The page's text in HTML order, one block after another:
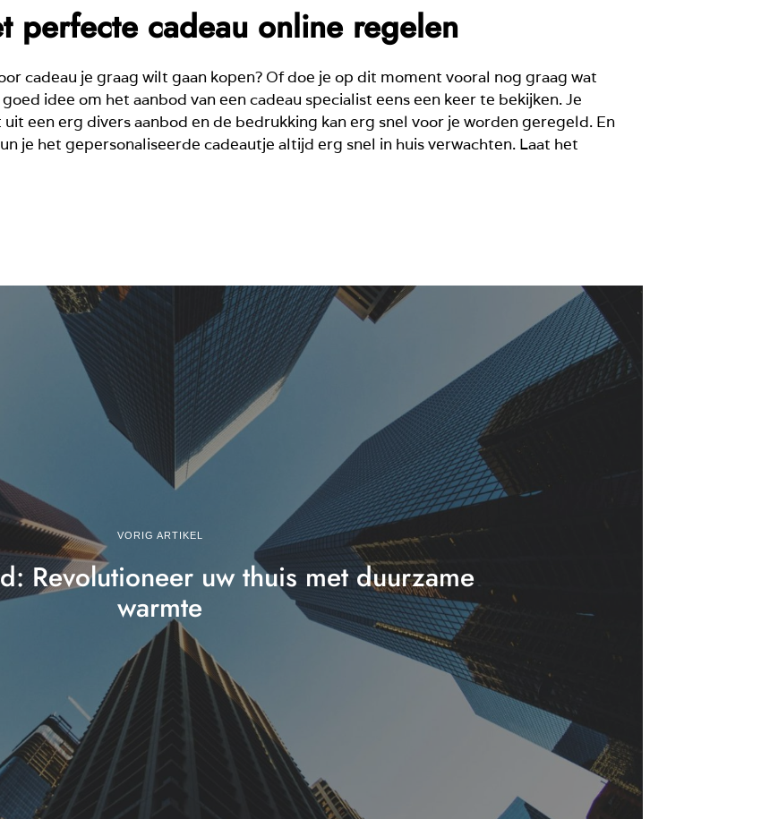
perfecte cadeau online regelen
cadeau je graag wilt gaan kopen? Of doe je op dit moment vooral nog graag wat
idee om het aanbod van een cadeau specialist eens een keer te bekijken. Je
een erg divers aanbod en de bedrukking kan erg snel voor je worden geregeld. En
je het gepersonaliseerde cadeautje altijd erg snel in huis verwachten. Laat het
VORIG ARTIKEL
Revolutioneer uw thuis met duurzame
warmte